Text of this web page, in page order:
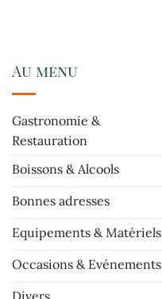
Au menu
Gastronomie &
Restauration
Boissons & Alcools
Bonnes adresses
Equipements & Matériels
Occasions & Evénements
Divers